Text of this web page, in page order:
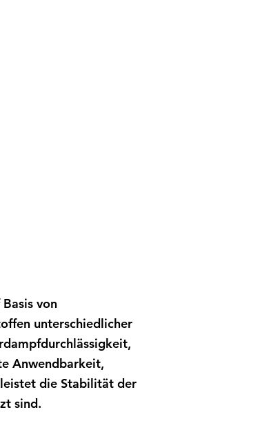
von
unterschiedlicher
Anwendbarkeit,
die Stabilität der
sind.